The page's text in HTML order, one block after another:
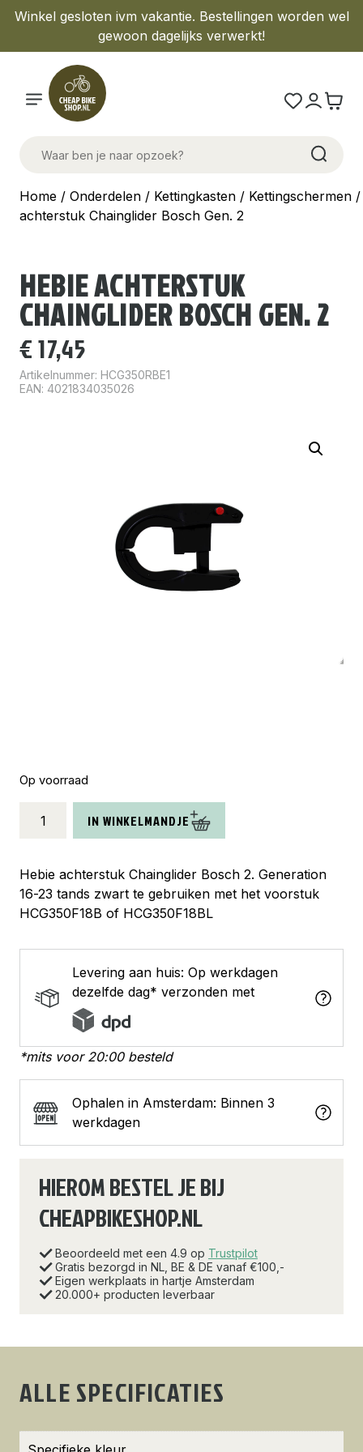
Winkel gesloten ivm vakantie. Bestellingen worden wel
gewoon dagelijks verwerkt!
Home / Onderdelen / Kettingkasten / Kettingschermen /
achterstuk Chainglider Bosch Gen. 2
HEBIE ACHTERSTUK
CHAINGLIDER BOSCH GEN. 2
€17,45
Artikelnummer: HCG350RBE1
EAN: 4021834035026
Op voorraad
achterstuk
Bosch
Gen.
2
IN WINKELMANDJE
Hebie achterstuk Chainglider Bosch 2. Generation
16-23 tands zwart te gebruiken met het voorstuk
HCG350F18B of HCG350F18BL
Levering aan huis: Op werkdagen
dezelfde dag* verzonden met
*mits voor 20:00 besteld
Ophalen in Amsterdam: Binnen 3
werkdagen
HIEROM BESTEL JE BIJ
CHEAPBIKESHOP.NL
Beoordeeld met een 4.9 op Trustpilot
Gratis bezorgd in NL, BE & DE vanaf €100,-
Eigen werkplaats in hartje Amsterdam
20.000+ producten leverbaar
ALLE SPECIFICATIES